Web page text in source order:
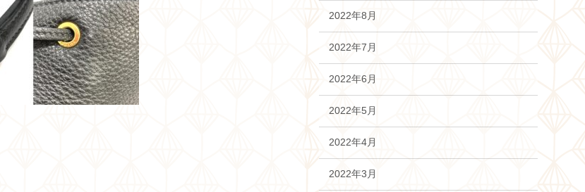
2022年8月
2022年7月
2022年6月
2022年5月
2022年4月
2022年3月